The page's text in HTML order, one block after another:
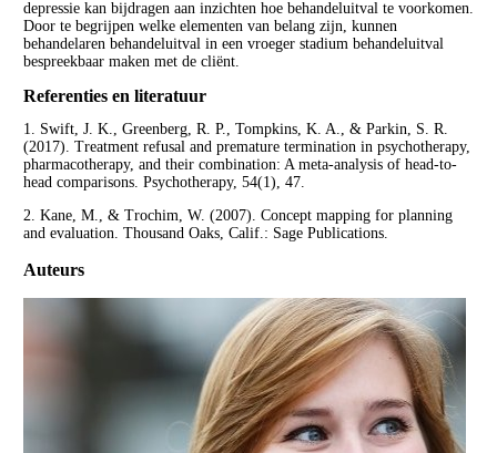
depressie kan bijdragen aan inzichten hoe behandeluitval te voorkomen.
Door te begrijpen welke elementen van belang zijn, kunnen
behandelaren behandeluitval in een vroeger stadium behandeluitval
bespreekbaar maken met de cliënt.
Referenties en literatuur
1. Swift, J. K., Greenberg, R. P., Tompkins, K. A., & Parkin, S. R.
(2017). Treatment refusal and premature termination in psychotherapy,
pharmacotherapy, and their combination: A meta-analysis of head-to-
head comparisons. Psychotherapy, 54(1), 47.
2. Kane, M., & Trochim, W. (2007). Concept mapping for planning
and evaluation. Thousand Oaks, Calif.: Sage Publications.
Auteurs